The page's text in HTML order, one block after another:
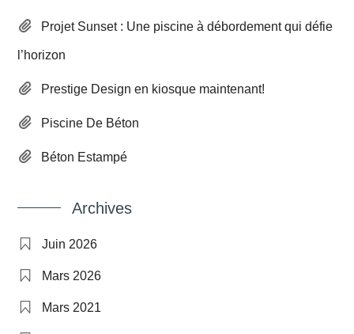
Projet Sunset : Une piscine à débordement qui défie
l’horizon
Prestige Design en kiosque maintenant!
Piscine De Béton
Béton Estampé
Archives
Juin 2026
Mars 2026
Mars 2021